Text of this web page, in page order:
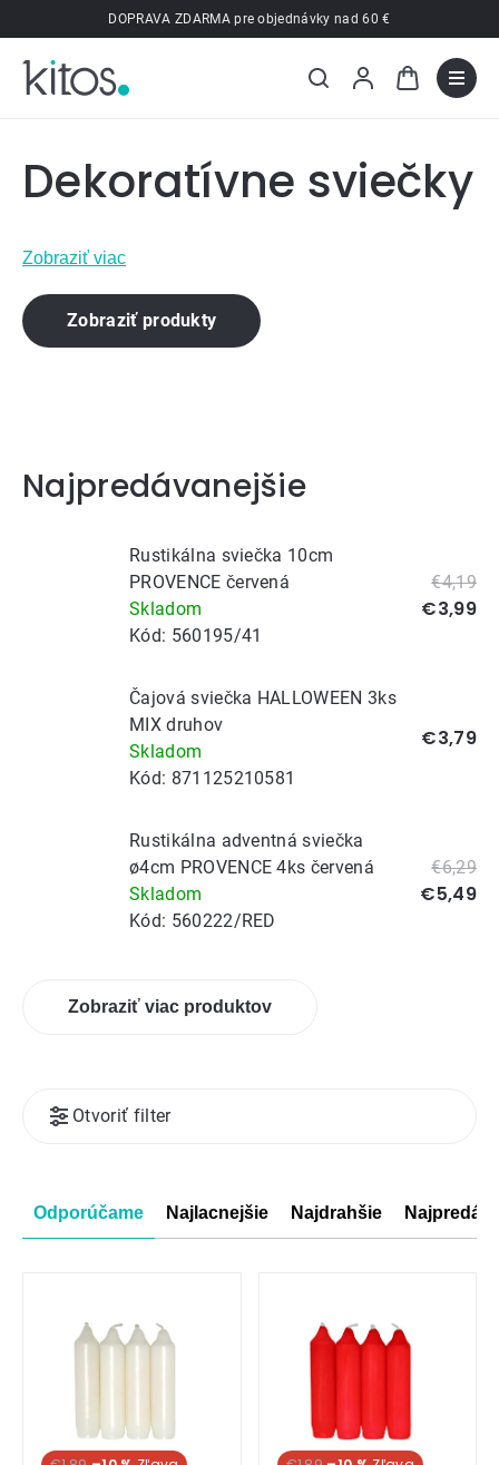
na
obsah
DOPRAVA ZDARMA pre objednávky nad 60 €
Dekoratívne sviečky
Zobraziť viac
Zobraziť produkty
Najpredávanejšie
Rustikálna sviečka 10cm
PROVENCE červená
Skladom
Kód: 560195/41
€4,19
€3,99
Čajová sviečka HALLOWEEN 3ks
MIX druhov
Skladom
Kód: 871125210581
€3,79
Rustikálna adventná sviečka
ø4cm PROVENCE 4ks červená
Skladom
Kód: 560222/RED
€6,29
€5,49
Zobraziť viac produktov
Radenie
produktov
Odporúčame Najlacnejšie Najdrahšie
Otvoriť filter
Výpis